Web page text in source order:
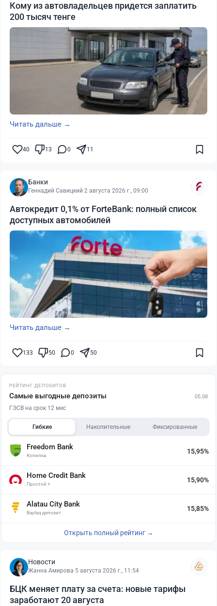
Кому из автовладельцев придется заплатить
200 тысяч тенге
Читать дальше →
40 13 0 11
Банки
Геннадий Савицкий·2 августа 2026 г., 09:00
Автокредит 0,1% от ForteBank: полный список
доступных автомобилей
Читать дальше →
133 50 0 50
РЕЙТИНГ ДЕПОЗИТОВ
Самые выгодные депозиты 05.08
ГЭСВ на срок 12 мес
Гибкие Накопительные Фиксированные
Freedom Bank
Копилка
15,95%
Home Credit Bank
Простой +
15,90%
Alatau City Bank
Baytaq депозит
15,85%
Открыть полный рейтинг →
Новости
Жанна Амирова·5 августа 2026 г., 11:54
БЦК меняет плату за счета: новые тарифы
заработают 20 августа